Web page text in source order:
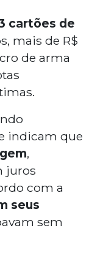
cartões de
mais de R$
de arma
indicam que
,
juros
com a
seus
sem